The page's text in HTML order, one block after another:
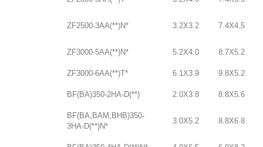
ZF2500-3AA(**)N* 3.2X3.2 7.4X4.5
ZF3000-5AA(**)N* 5.2X4.0 8.7X5.2
ZF3000-6AA(**)T* 6.1X3.9 9.8X5.2
BF(BA)350-2HA-D(**) 2.0X3.8 8.8X5.6
BF(BA,BAM,BHB)350-
3HA-D(**)N*
3.0X5.2 8.8X6.8